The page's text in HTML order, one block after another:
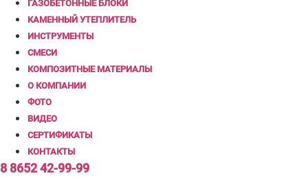
ГАЗОБЕТОННЫЕ БЛОКИ
КАМЕННЫЙ УТЕПЛИТЕЛЬ
ИНСТРУМЕНТЫ
СМЕСИ
КОМПОЗИТНЫЕ МАТЕРИАЛЫ
О КОМПАНИИ
ФОТО
ВИДЕО
СЕРТИФИКАТЫ
КОНТАКТЫ
8 8652 42-99-99